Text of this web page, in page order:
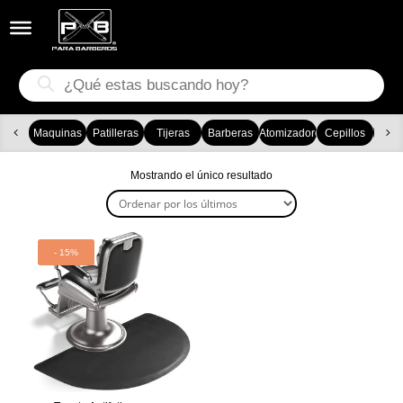
Búsqueda
de
productos
Maquinas Patilleras Tijeras Barberas AtomizadoresCepillos
Mostrando el único resultado
- 15%